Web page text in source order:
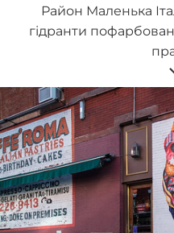
Район Маленька
гідранти